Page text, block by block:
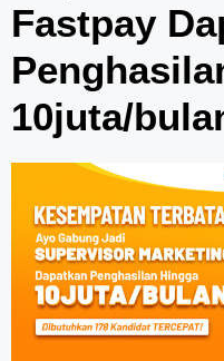
Fastpay
10juta/